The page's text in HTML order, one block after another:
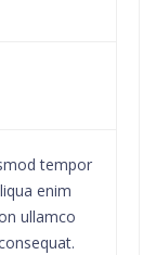
tempor
enim
ullamco